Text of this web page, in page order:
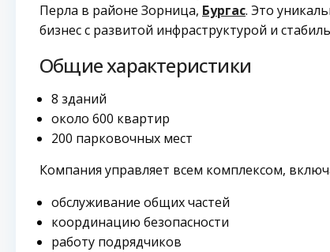
Перла в районе Зорница, Бургас. Это
бизнес с развитой инфраструктурой и
Общие характеристики
8 зданий
около 600 квартир
200 парковочных мест
Компания управляет всем комплексом,
обслуживание общих частей
координацию безопасности
работу подрядчиков